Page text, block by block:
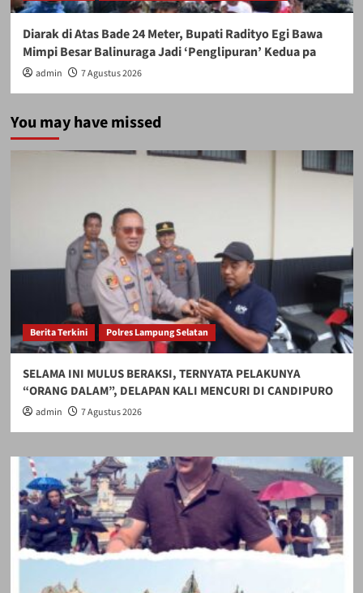
Diarak di Atas Bade 24 Meter, Bupati Radityo Egi Bawa
Mimpi Besar Balinuraga Jadi ‘Penglipuran’ Kedua pa
admin 7 Agustus 2026
You may have missed
Berita Terkini Polres Lampung Selatan
SELAMA INI MULUS BERAKSI, TERNYATA PELAKUNYA
“ORANG DALAM”, DELAPAN KALI MENCURI DI CANDIPURO
admin 7 Agustus 2026